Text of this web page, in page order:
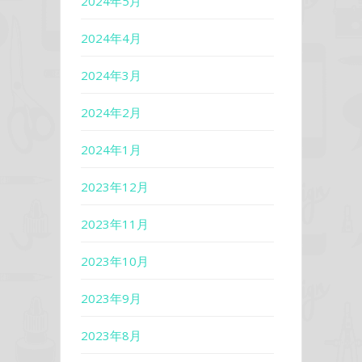
2024年4月
2024年3月
2024年2月
2024年1月
2023年12月
2023年11月
2023年10月
2023年9月
2023年8月